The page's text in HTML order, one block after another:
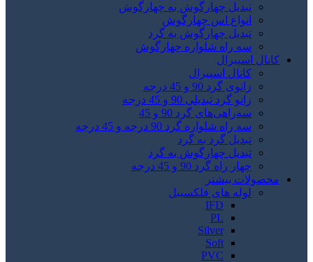
تبدیل چهارگوش به چهارگوش
انواع اس چهارگوش
تبدیل چهارگوش به گرد
سه راه شلواره چهارگوش
کانال اسپیرال
کانال اسپیرال
زانوی گرد 90 و 45 درجه
زانو گرد تبدیلی 90 و 45 درجه
سه‌راهی‌های گرد 90 و 45
سه راه شلواره گرد 90 درجه و 45 درجه
تبدیل گرد به گرد
تبدیل چهارگوش به گرد
چهار راه گرد 90 و 45 درجه
محصولات بیشتر
لوله های فلکسیبل
IFD
PL
Silver
Soft
PVC